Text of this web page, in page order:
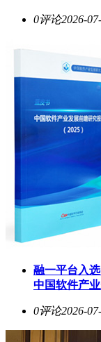
0评论2026-
融一平台入
中国软件产
0评论2026-